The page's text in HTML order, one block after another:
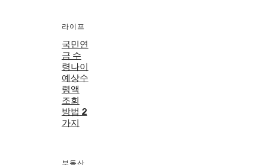
라이프
국민연
금 수
령나이
예상수
령액
조회
방법 2
가지